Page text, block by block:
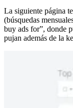
La siguiente página
(búsquedas
buy ads for”, donde
pujan además de la